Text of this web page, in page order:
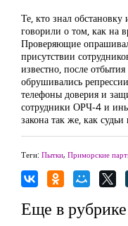
Те, кто знал
говорили о том, как на
Проверяющие
присутствии
известно, после
обрушивались
телефоны доверия и
сотрудники ОРЧ-4 и
закона так же, как
Теги: Пытки, Приморские
Еще в